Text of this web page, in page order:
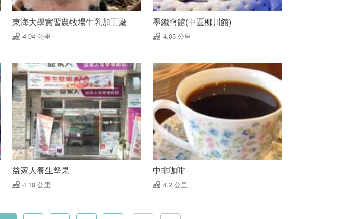
東海大學實習農牧場牛乳加工廠
4.04 公里
墨鐵會館(中區柳川館)
4.05 公里
益家人養生堅果
4.19 公里
中非咖啡
4.2 公里